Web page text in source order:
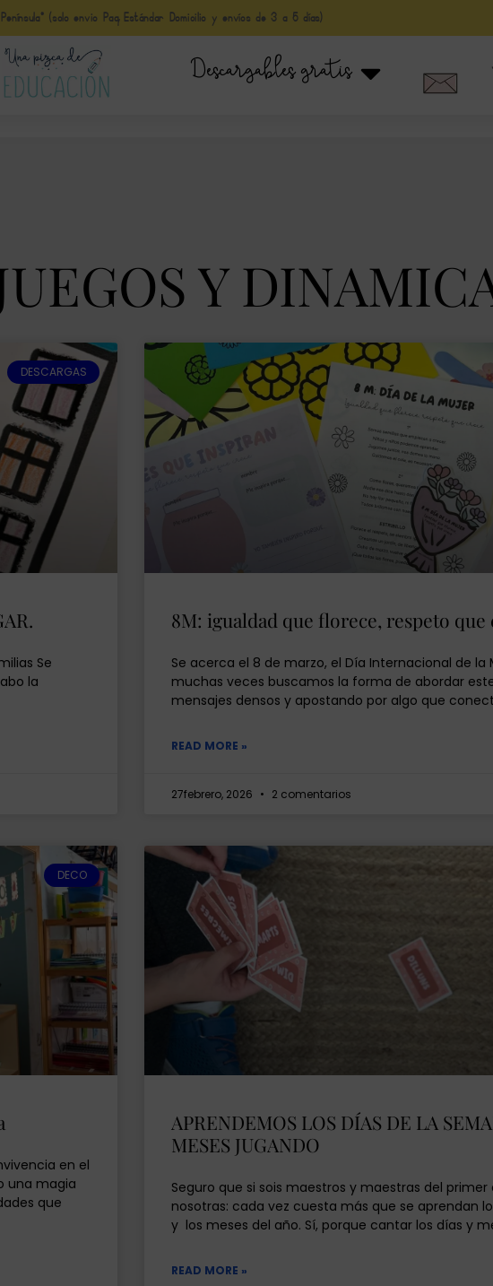
(solo envio Paq Estándar Domicilio y envíos de 3 a 5 días)
Descargables gratis
Y
DESCARGAS
Se
la
8M: igualdad que florece, respeto que
Se acerca el 8 de marzo, el Día Internacional de la
muchas veces buscamos la forma de abordar
mensajes densos y apostando por algo que
READ MORE »
27febrero, 2026 2 comentarios
DECO
en el
una magia
que
APRENDEMOS LOS DÍAS DE LA
MESES JUGANDO
Seguro que si sois maestros y maestras del
nosotras: cada vez cuesta más que se aprendan
y los meses del año. Sí, porque cantar los días y
READ MORE »